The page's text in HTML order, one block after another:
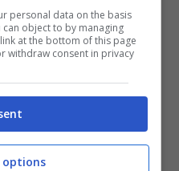
diktat che
prossima
dove vuole
tornare subito a
la stagione
colpo per tutto il
personal data on the basis
object to by managing
at the bottom of this page
withdraw consent in privacy
options